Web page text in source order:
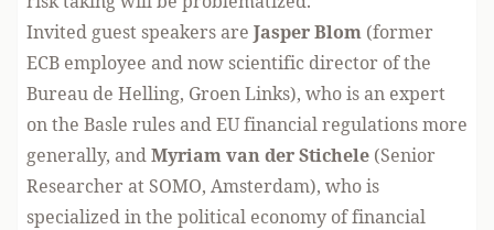
Invited guest speakers are Jasper Blom (former
ECB employee and now scientific director of the
Bureau de Helling, Groen Links), who is an expert
on the Basle rules and EU financial regulations more
generally, andMyriam van der Stichele (Senior
Researcher at SOMO, Amsterdam), who is
specialized in the political economy of financial